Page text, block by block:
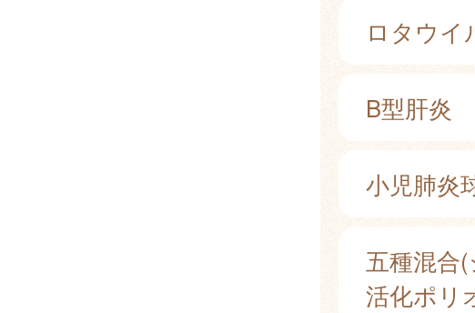
ロタウイ
B型肝炎
小児肺炎
五種混合
活化ポリ